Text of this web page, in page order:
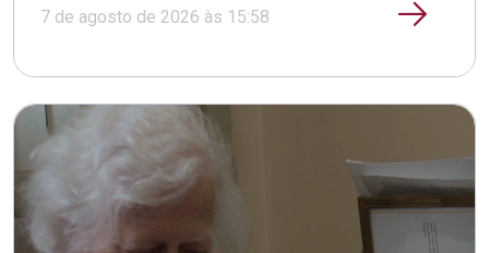
7 de agosto de 2026 às 15:58